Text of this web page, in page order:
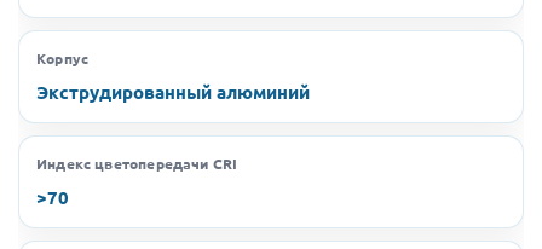
Корпус
Экструдированный алюминий
Индекс цветопередачи CRI
>70